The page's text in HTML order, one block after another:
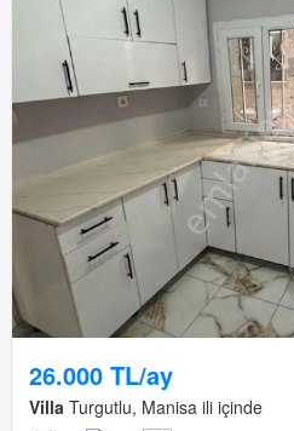
26.000 TL/ay
Villa Turgutlu, Manisa ili içinde